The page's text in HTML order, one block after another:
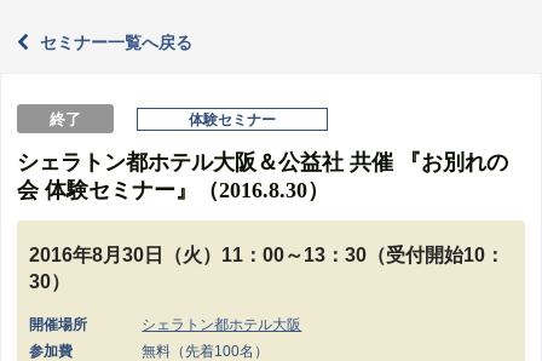
セミナー一覧へ戻る
終了 体験セミナー
シェラトン都ホテル大阪＆公益社 共催 『お別れの
会 体験セミナー』（2016.8.30）
2016年8月30日（火）11：00～13：30（受付開始10：
30）
開催場所
シェラトン都ホテル大阪
参加費
無料（先着100名）